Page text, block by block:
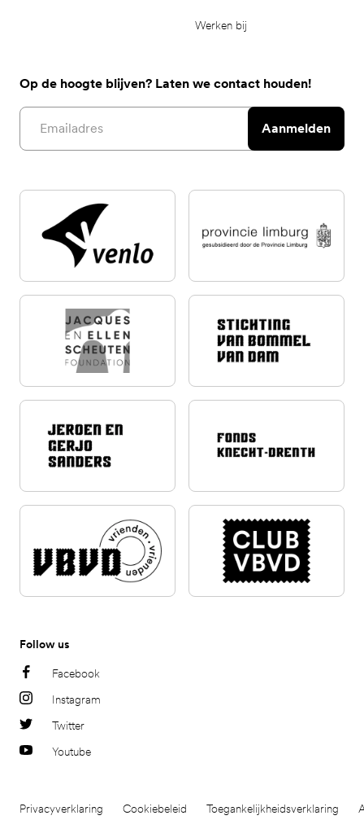
Werken bij
Op de hoogte blijven? Laten we contact houden!
Email address
Aanmelden
Follow us
Facebook
Instagram
Twitter
Youtube
Privacyverklaring Cookiebeleid Toegankelijkheidsverklaring